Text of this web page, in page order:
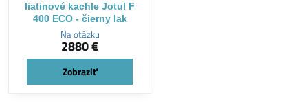
liatinové kachle Jotul F
400 ECO - čierny lak
Na otázku
2880 €
Zobraziť